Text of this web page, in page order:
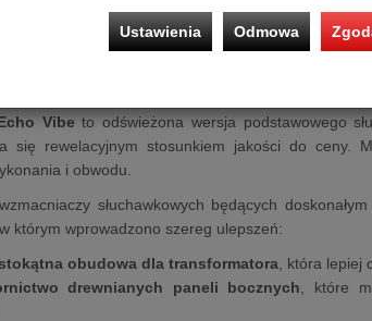
słuchawkowyFeliks Audio
| Lampowy
6N6P i NOS 6N1P
Vibe to odświeżona wersja podstawowego
się rewelacyjnym stosunkiem jakości do ceny.
i obwodu.
słuchawkowych będących
którym wprowadzono szereg ulepszeń:
obudowa dla transformatora , która
drewnianych paneli bocznych , które
Ustawienia Odmowa